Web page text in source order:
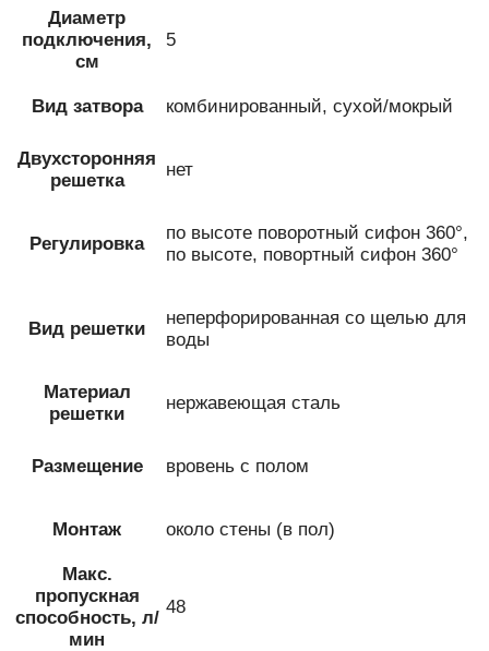
Диаметр
подключения,
см
5
Вид затвора комбинированный, сухой/мокрый
Двухсторонняя
решетка
нет
Регулировка
по высоте поворотный сифон 360°,
по высоте, повортный сифон 360°
Вид решетки
неперфорированная со щелью для
воды
Материал
решетки
нержавеющая сталь
Размещение вровень с полом
Монтаж около стены (в пол)
Макс.
пропускная
способность, л/
мин
48